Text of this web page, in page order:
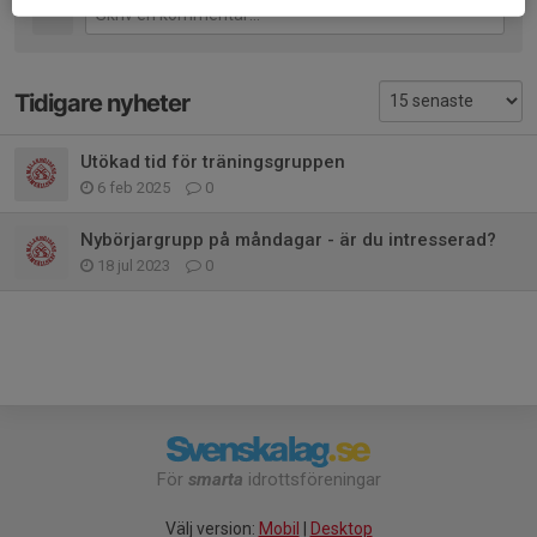
Tidigare nyheter
Utökad tid för träningsgruppen
6 feb 2025 0
Nybörjargrupp på måndagar - är du intresserad?
18 jul 2023 0
För smarta idrottsföreningar
Välj version: Mobil | Desktop